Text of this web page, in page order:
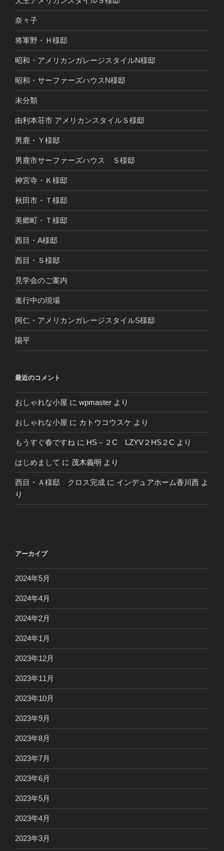
奈々子
将軍野・Ｈ様邸
昭和・アメリカンガレージスタイルN様邸
昭和・サーファーズハウスN様邸
未分類
由利本荘市 アメリカンスタイルＳ様邸
男鹿・Ｙ様邸
男鹿市サーファーズハウス Ｓ様邸
神宮寺・Ｋ様邸
秋田市・Ｔ様邸
美郷町・Ｔ様邸
西目・A様邸
西目・Ｓ様邸
見学会のご案内
進行中の現場
阿仁・アメリカンガレージスタイルS様邸
陽平
最近のコメント
おしゃれな小屋 に wpmaster より
おしゃれな小屋 に カトウコウスケ より
もうすぐ春ですね に HS－２C LZYV２HS２C より
はじめまして に 茂木義明 より
西目・Ａ様邸 クロス完成 に インデュアホーム香川西 よ
り
アーカイブ
2024年5月
2024年4月
2024年2月
2024年1月
2023年12月
2023年11月
2023年10月
2023年9月
2023年8月
2023年7月
2023年6月
2023年5月
2023年4月
2023年3月